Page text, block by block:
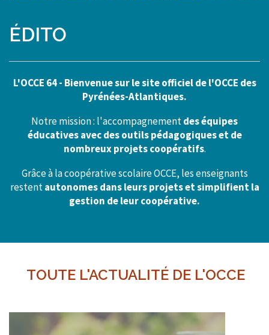
ÉDITO
L'OCCE 64 - Bienvenue sur le site officiel de l'OCCE des
Pyrénées-Atlantiques.
Notre mission : l'accompagnementdes équipes
éducatives avec des outils pédagogiques et de
nombreux projets coopératifs.
Grâce à la coopérative scolaire OCCE, les enseignants
restentautonomes dans leurs projets et simplifient la
gestion de leur coopérative.
TOUTE L'ACTUALITÉ DE L'OCCE